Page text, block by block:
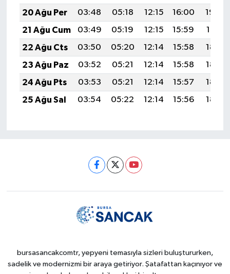
20 Ağu Per
03:48 05:18 12:15 16:00
19:02
21 Ağu Cum
03:49 05:19 12:15 15:59
19:01
22 Ağu Cts
03:50 05:20 12:14 15:58
18:59
23 Ağu Paz
03:52 05:21 12:14 15:58
18:58
24 Ağu Pts
03:53 05:21 12:14 15:57
18:57
25 Ağu Sal
03:54 05:22 12:14 15:56 18:55
bursasancakcomtr, yepyeni temasıyla sizleri buluştururken,
sadelik ve modernizmi bir araya getiriyor. Şatafattan kaçınıyor ve